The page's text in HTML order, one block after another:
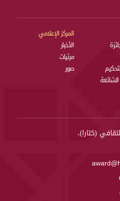
المركز الإعلامي
الأخبار
مرئيات
صور